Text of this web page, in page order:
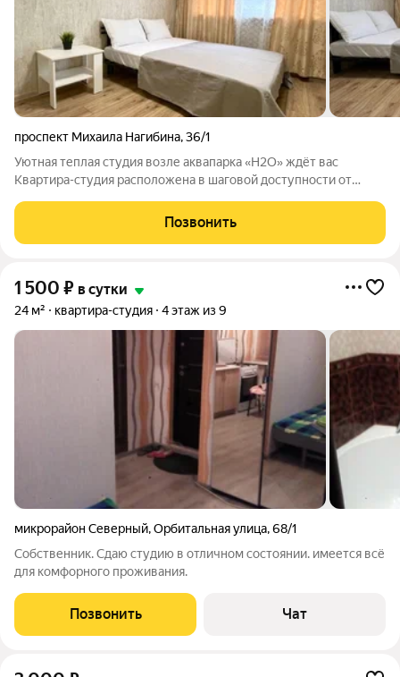
проспект Михаила Нагибина,36/1
Уютная теплая студия возле аквапарка «Н2О» ждёт ваc
Квартира-студия расположена в шаговой доступности от
«ДонЭкспоЦентр» В 15 мин кпп воинской части, институт
РИИЖТ, институт бизнеса и права,
Позвонить
1 500 ₽ в сутки
24 м² квартира-студия 4 этаж из 9
микрорайон Северный,Орбитальная улица,68/1
Собственник. Сдаю студию в отличном состоянии. имеется всё
для комфорного проживания.
Позвонить Чат